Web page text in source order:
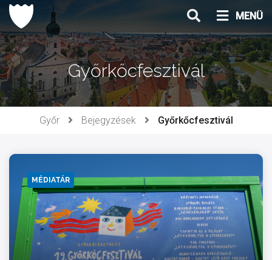
Ugrás
tartalomhoz
MENÜ
Győrkőcfesztivál
Győr Bejegyzések Győrkőcfesztivál
MÉDIATÁR